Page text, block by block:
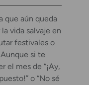
que aún queda
vida salvaje en
festivales o
si te
el mes de “¡Ay,
o “No sé